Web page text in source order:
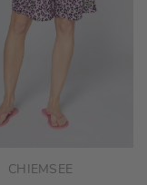
CHIEMSEE